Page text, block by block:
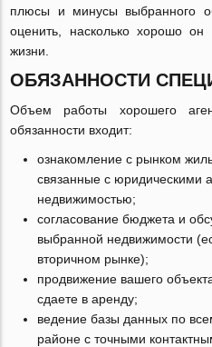
плюсы и минусы выбранного
оценить, насколько хорошо
жизни.
ОБЯЗАННОСТИ
Объем работы хорошего
обязанности входит:
ознакомление с рынком
связанные с юридическими
недвижимостью;
согласование бюджета и
выбранной недвижимости
вторичном рынке);
продвижение вашего
сдаете в аренду;
ведение базы данных по
районе с точными